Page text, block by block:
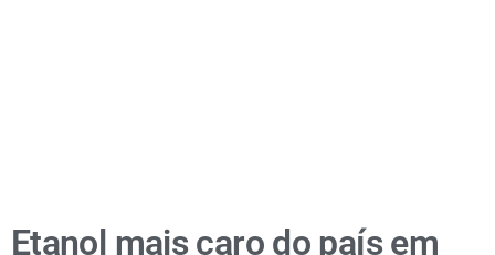
Etanol mais caro do país em